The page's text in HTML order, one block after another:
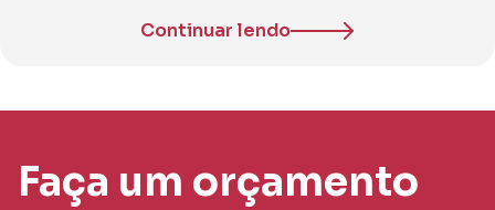
Continuar lendo
Faça um orçamento